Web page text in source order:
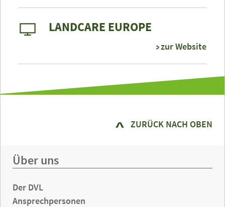
LANDCARE EUROPE
zur Website
ZURÜCK NACH OBEN
Über uns
Der DVL
Ansprechpersonen